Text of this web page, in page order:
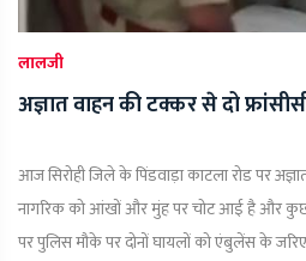
लालजी
अज्ञात वाहन की टक्कर से दो
आज सिरोही जिले के पिंडवाड़ा काटला रोड पर
नागरिक को आंखों और मुंह पर चोट आई है और कुछ
पर पुलिस मौके पर दोनों घायलों को एंबुलेंस के जरिए